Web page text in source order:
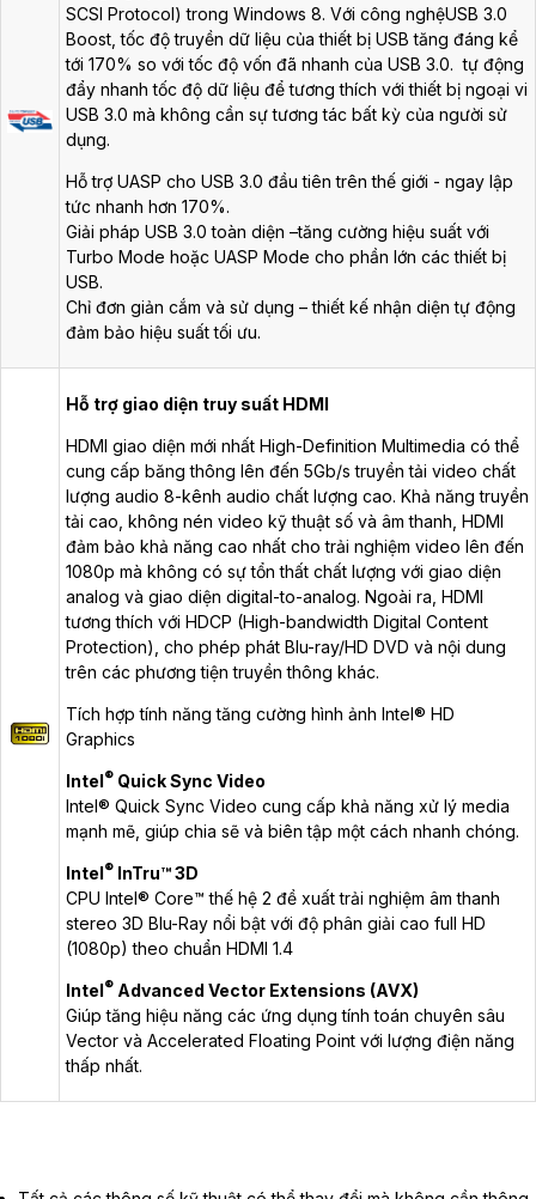
SCSI Protocol) trong Windows 8. Với công nghệUSB 3.0
Boost, tốc độ truyền dữ liệu của thiết bị USB tăng đáng kể
tới 170% so với tốc độ vốn đã nhanh của USB 3.0. tự động
đẩy nhanh tốc độ dữ liệu để tương thích với thiết bị ngoại vi
USB 3.0 mà không cần sự tương tác bất kỳ của người sử
dụng.
Hỗ trợ UASP cho USB 3.0 đầu tiên trên thế giới - ngay lập
tức nhanh hơn 170%.
Giải pháp USB 3.0 toàn diện –tăng cường hiệu suất với
Turbo Mode hoặc UASP Mode cho phần lớn các thiết bị
USB.
Chỉ đơn giản cắm và sử dụng – thiết kế nhận diện tự động
đảm bảo hiệu suất tối ưu.
Hỗ trợ giao diện truy suất HDMI
HDMI giao diện mới nhất High-Definition Multimedia có thể
cung cấp băng thông lên đến 5Gb/s truyền tải video chất
lượng audio 8-kênh audio chất lượng cao. Khả năng truyền
tải cao, không nén video kỹ thuật số và âm thanh, HDMI
đảm bảo khả năng cao nhất cho trải nghiệm video lên đến
1080p mà không có sự tổn thất chất lượng với giao diện
analog và giao diện digital-to-analog. Ngoài ra, HDMI
tương thích với HDCP (High-bandwidth Digital Content
Protection), cho phép phát Blu-ray/HD DVD và nội dung
trên các phương tiện truyền thông khác.
Tích hợp tính năng tăng cường hình ảnh Intel® HD
Graphics
Intel® Quick Sync Video
Intel® Quick Sync Video cung cấp khả năng xử lý media
mạnh mẽ, giúp chia sẽ và biên tập một cách nhanh chóng.
Intel® InTru™ 3D
CPU Intel® Core™ thế hệ 2 đề xuất trải nghiệm âm thanh
stereo 3D Blu-Ray nổi bật với độ phân giải cao full HD
(1080p) theo chuẩn HDMI 1.4
Intel® Advanced Vector Extensions (AVX)
Giúp tăng hiệu năng các ứng dụng tính toán chuyên sâu
Vector và Accelerated Floating Point với lượng điện năng
thấp nhất.